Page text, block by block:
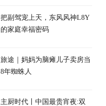
把副驾宠上天，东风风神L8Y
的家庭幸福密码
旅途｜妈妈为脑瘫儿子卖房当
8年蜘蛛人
主厨时代丨中国最贵宵夜:双